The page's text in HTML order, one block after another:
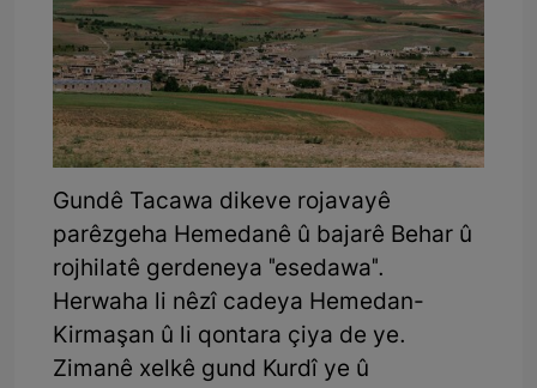
Gundê Tacawa dikeve rojavayê
parêzgeha Hemedanê û bajarê Behar û
rojhilatê gerdeneya "esedawa".
Herwaha li nêzî cadeya Hemedan-
Kirmaşan û li qontara çiya de ye.
Zimanê xelkê gund Kurdî ye û